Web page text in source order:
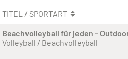
TITEL / SPORTART
Beachvolleyball für jeden –
Volleyball / Beachvolleyball